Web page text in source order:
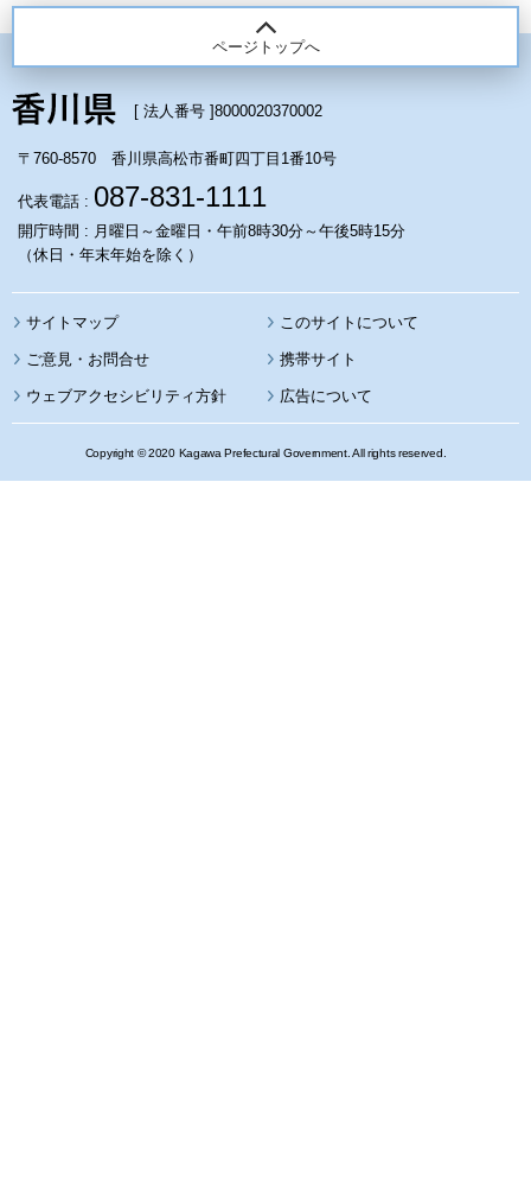
ページトップへ
[ 法人番号 ]8000020370002
〒760-8570 香川県高松市番町四丁目1番10号
代表電話 : 087-831-1111
開庁時間 : 月曜日～金曜日・午前8時30分～午後5時15分
（休日・年末年始を除く）
サイトマップ このサイトについて
携帯サイト
ウェブアクセシビリティ方針 広告について
Copyright © 2020 Kagawa Prefectural Government. All rights reserved.